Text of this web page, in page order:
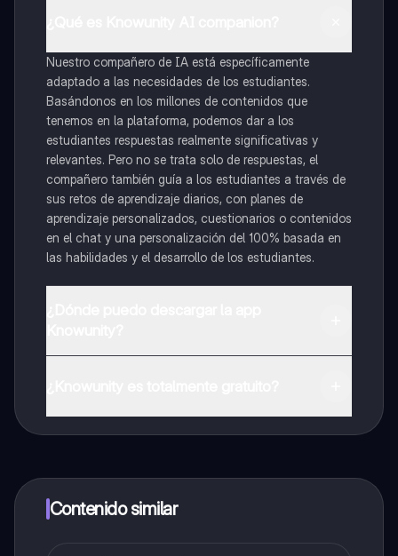
Nuestro compañero de IA está específicamente
adaptado a las necesidades de los estudiantes.
Basándonos en los millones de contenidos que
tenemos en la plataforma, podemos dar a los
estudiantes respuestas realmente significativas y
relevantes. Pero no se trata solo de respuestas, el
compañero también guía a los estudiantes a través de
sus retos de aprendizaje diarios, con planes de
aprendizaje personalizados, cuestionarios o contenidos
en el chat y una personalización del 100% basada en
las habilidades y el desarrollo de los estudiantes.
a determinadas funciones.
Contenido similar